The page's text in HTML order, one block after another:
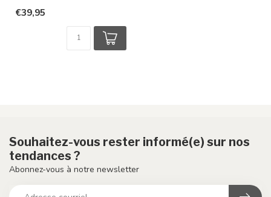
€39,95
Souhaitez-vous rester informé(e) sur nos
tendances ?
Abonnez-vous à notre newsletter